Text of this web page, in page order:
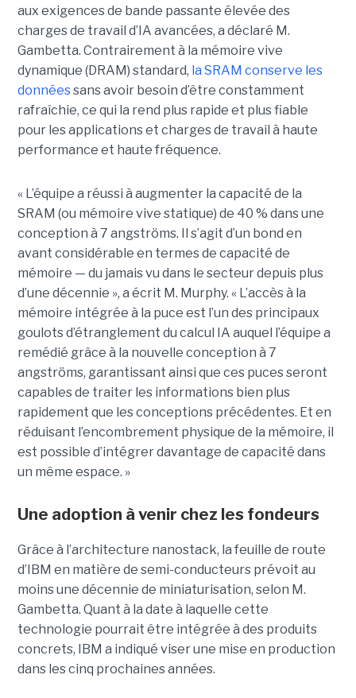
aux exigences de bande passante élevée des
charges de travail d’IA avancées, a déclaré M.
Gambetta. Contrairement à la mémoire vive
dynamique (DRAM) standard, la SRAM conserve les
donnéessans avoir besoin d’être constamment
rafraîchie, ce qui la rend plus rapide et plus fiable
pour les applications et charges de travail à haute
performance et haute fréquence.
« L’équipe a réussi à augmenter la capacité de la
SRAM (ou mémoire vive statique) de 40 % dans une
conception à 7 angströms. Il s’agit d’un bond en
avant considérable en termes de capacité de
mémoire — du jamais vu dans le secteur depuis plus
d’une décennie », a écrit M. Murphy. « L’accès à la
mémoire intégrée à la puce est l’un des principaux
goulots d’étranglement du calcul IA auquel l’équipe a
remédié grâce à la nouvelle conception à 7
angströms, garantissant ainsi que ces puces seront
capables de traiter les informations bien plus
rapidement que les conceptions précédentes. Et en
réduisant l’encombrement physique de la mémoire, il
est possible d’intégrer davantage de capacité dans
un même espace. »
Une adoption à venir chez les fondeurs
Grâce à l’architecture nanostack, la feuille de route
d’IBM en matière de semi-conducteurs prévoit au
moins une décennie de miniaturisation, selon M.
Gambetta. Quant à la date à laquelle cette
technologie pourrait être intégrée à des produits
concrets, IBM a indiqué viser une mise en production
dans les cinq prochaines années.